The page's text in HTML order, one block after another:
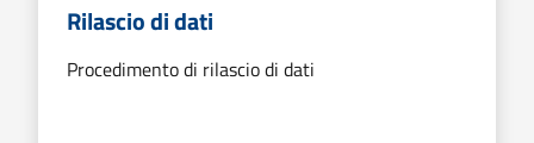
Rilascio di dati
Procedimento di rilascio di dati